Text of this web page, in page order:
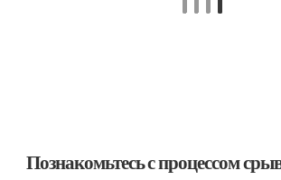
Познакомьтесь с процессом